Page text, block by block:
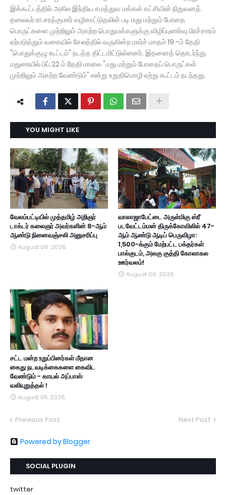
இக்கூட்டத்தில் அகில இந்திய சமத்துவ மக்கள் கட்சியின் நிறுவனத்
தலைவர் ரா.சரத்குமார் வழிகாட்டுதலின் படி மது மற்றும் போதை
பொருட்களை முற்றிலும் அகற்ற பொதுமக்களுக்கு விழிப்புணர்வு பிரச்சாரம்
ஏற்படுத்தும் வகையில் சேலத்தில் வருகின்ற மார்ச் மாதம் 19 -ம் தேதி
"பொதுக்குழு கூட்டம்" நடத்த திட்டமிட்டுள்ளனர். இதனைத் தொடர்ந்து
மதுரையில் பிப்.22 ம் தேதி மாலை "மது மற்றும் போதைப் பொருட்கள்
முற்றிலும் அகற்ற வேண்டும்" என்று உறுதிமொழி ஏற்று கூட்டம் நடந்தது.
YOU MIGHT LIKE
வேலம்பட்டியில் முத்தமிழ் அறிஞர்
டாக்டர் கலைஞர் அவர்களின் 8-ஆம்
ஆண்டு நினைவஞ்சலி அனுசரிப்பு
August 06, 2026
வாலாஜாபேட்டை அருள்மிகு ஸ்ரீ
படவேட்டம்மன் திருக்கோவிலில் 47-
ஆம் ஆண்டு ஆடிப் பெருவிழா:
1,500-க்கும் மேற்பட்ட பக்தர்கள்
பால்குடம், அலகு குத்தி கோலாகல
ஊர்வலம்!
August 06, 2026
சட்ட மன்ற உறுப்பினர்கள் மீதான
கைது நடவடிக்கைகளை கைவிட
வேண்டும் - காயல் அப்பாஸ்
வலியுறுத்தல் !
August 05, 2026
Previous Post Next Post
Powered by Blogger
SOCIAL PLUGIN
twitter